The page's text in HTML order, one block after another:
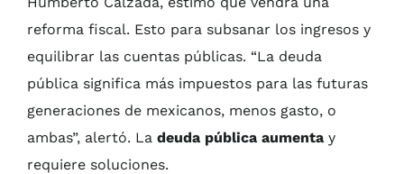
reforma fiscal. Esto para subsanar los ingresos y
equilibrar las cuentas públicas. “La deuda
pública significa más impuestos para las futuras
generaciones de mexicanos, menos gasto, o
ambas”, alertó. La deuda pública aumenta y
requiere soluciones.